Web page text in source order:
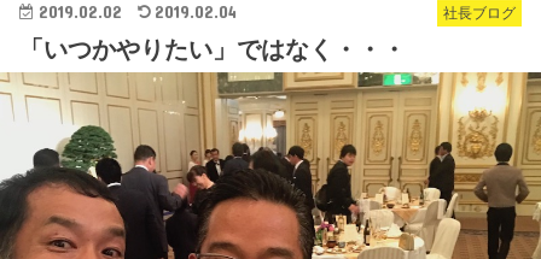
社長ブログ
2019.02.02 2019.02.04
「いつかやりたい」ではなく・・・